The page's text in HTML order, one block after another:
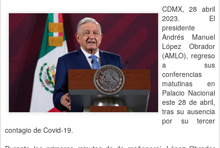
CDMX, 28 abril
2023. El
presidente
Andrés Manuel
López Obrador
(AMLO), regreso
a sus
conferencias
matutinas en
Palacio Nacional
este 28 de abril,
tras su ausencia
por su tercer
contagio de Covid-19.